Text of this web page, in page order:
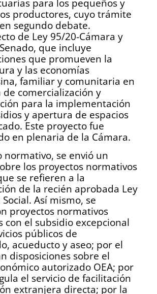
para los pequeños y
productores, cuyo trámite
segundo debate.
de Ley 95/20-Cámara y
que incluye
que promueven la
y las economías
familiar y comunitaria en
comercialización y
para la implementación
y apertura de espacios
Este proyecto fue
en plenaria de la Cámara.
normativo, se envió un
los proyectos normativos
se refieren a la
de la recién aprobada Ley
Así mismo, se
proyectos normativos
con el subsidio excepcional
públicos de
acueducto y aseo; por el
disposiciones sobre el
autorizado OEA; por
el servicio de facilitación
extranjera directa; por la